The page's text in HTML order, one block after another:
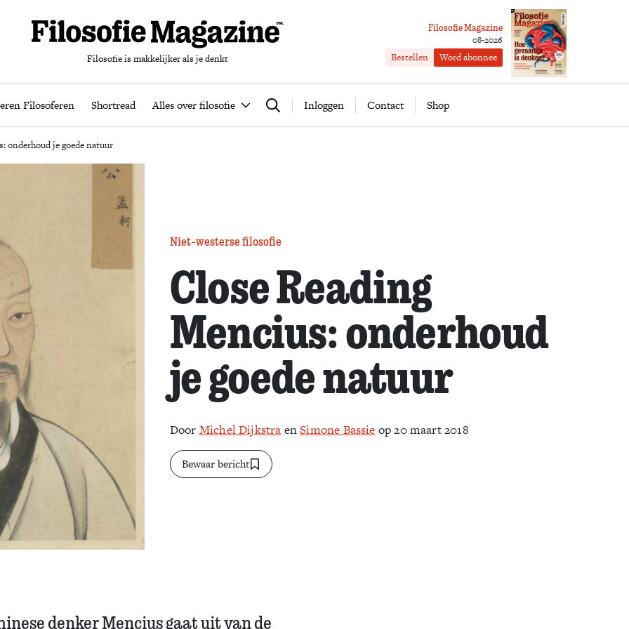
Filosofie is makkelijker als je denkt
Filosofie Magazine
08-2026
Bestellen Word abonnee
Filosoferen Shortread Alles over filosofie Zoeken Inloggen Contact Shop
Podcast Leren Filosoferen Shortread Alles over filosofie Word abonnee
onderhoud je goede natuur
Niet-westerse filosofie
Close Reading
Mencius: onderhoud
je goede natuur
Door Michel Dijkstra enSimone Bassie op 20 maart 2018
Bewaar bericht
denker Mencius gaat uit van de